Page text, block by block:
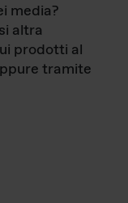
media?
altra
prodotti al
tramite